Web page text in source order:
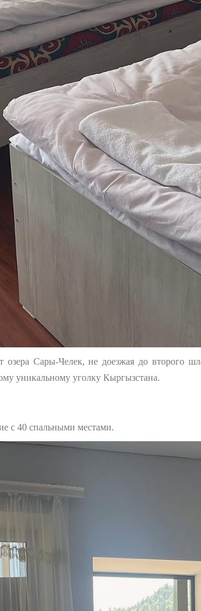
Сары-Челек, не доезжая до второго
уникальному уголку Кыргызстана.
с 40 спальными местами.